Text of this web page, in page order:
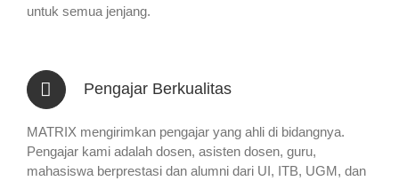
untuk semua jenjang.
Pengajar Berkualitas
MATRIX mengirimkan pengajar yang ahli di bidangnya.
Pengajar kami adalah dosen, asisten dosen, guru,
mahasiswa berprestasi dan alumni dari UI, ITB, UGM, dan